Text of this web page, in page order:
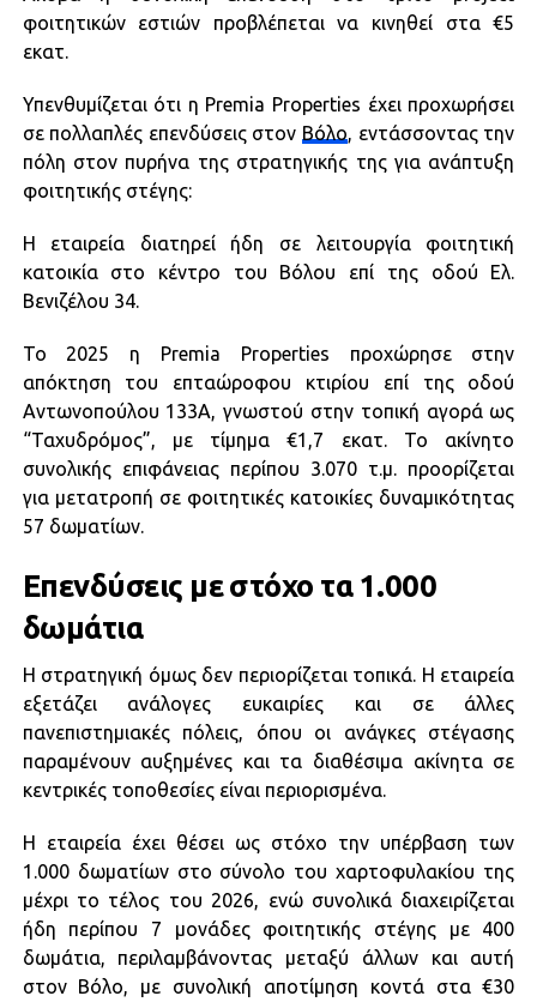
φοιτητικών εστιών προβλέπεται να κινηθεί στα €5
εκατ.
Υπενθυμίζεται ότι η Premia Properties έχει προχωρήσει
σε πολλαπλές επενδύσεις στον Βόλο, εντάσσοντας την
πόλη στον πυρήνα της στρατηγικής της για ανάπτυξη
φοιτητικής στέγης:
Η εταιρεία διατηρεί ήδη σε λειτουργία φοιτητική
κατοικία στο κέντρο του Βόλου επί της οδού Ελ.
Βενιζέλου 34.
Το 2025 η Premia Properties προχώρησε στην
απόκτηση του επταώροφου κτιρίου επί της οδού
Αντωνοπούλου 133Α, γνωστού στην τοπική αγορά ως
“Ταχυδρόμος”, με τίμημα €1,7 εκατ. Το ακίνητο
συνολικής επιφάνειας περίπου 3.070 τ.μ. προορίζεται
για μετατροπή σε φοιτητικές κατοικίες δυναμικότητας
57 δωματίων.
Επενδύσεις με στόχο τα 1.000
δωμάτια
Η στρατηγική όμως δεν περιορίζεται τοπικά. Η εταιρεία
εξετάζει ανάλογες ευκαιρίες και σε άλλες
πανεπιστημιακές πόλεις, όπου οι ανάγκες στέγασης
παραμένουν αυξημένες και τα διαθέσιμα ακίνητα σε
κεντρικές τοποθεσίες είναι περιορισμένα.
Η εταιρεία έχει θέσει ως στόχο την υπέρβαση των
1.000 δωματίων στο σύνολο του χαρτοφυλακίου της
μέχρι το τέλος του 2026, ενώ συνολικά διαχειρίζεται
ήδη περίπου 7 μονάδες φοιτητικής στέγης με 400
δωμάτια, περιλαμβάνοντας μεταξύ άλλων και αυτή
στον Βόλο, με συνολική αποτίμηση κοντά στα €30